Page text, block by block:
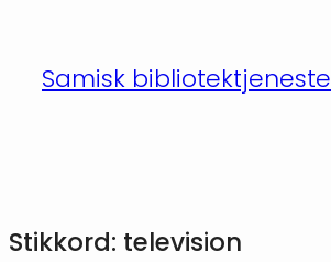
innholdSamisk bibliotektjeneste
Stikkord: television